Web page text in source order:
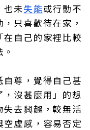
也未失能或行動不
只喜歡待在家，
自己的家裡比較
尊，覺得自己甚
沒甚麼用」的想
去興趣，較無活
虛感，容易否定